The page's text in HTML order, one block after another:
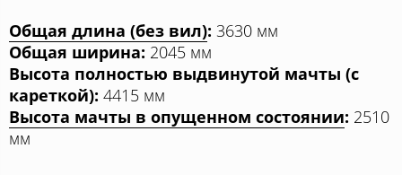
Общая длина (без вил): 3630 мм
Общая ширина: 2045 мм
Высота полностью выдвинутой мачты (с
кареткой): 4415 мм
Высота мачты в опущенном состоянии: 2510
мм